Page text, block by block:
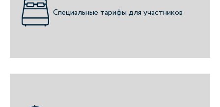
Специальные тарифы для участников